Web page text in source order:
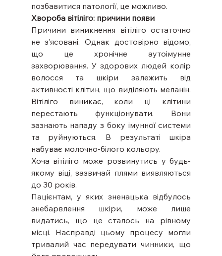
позбавитися патології, це можливо.
Хвороба вітіліго: причини появи
Причини виникнення вітіліго остаточно
не з’ясовані. Однак достовірно відомо,
що це хронічне аутоімунне
захворювання. У здорових людей колір
волосся та шкіри залежить від
активності клітин, що виділяють меланін.
Вітіліго виникає, коли ці клітини
перестають функціонувати. Вони
зазнають нападу з боку імунної системи
та руйнуються. В результаті шкіра
набуває молочно-білого кольору.
Хоча вітіліго може розвинутись у будь-
якому віці, зазвичай плями виявляються
до 30 років.
Пацієнтам, у яких зненацька відбулось
знебарвлення шкіри, може лише
видатись, що це сталось на рівному
місці. Насправді цьому процесу могли
тривалий час передувати чинники, що